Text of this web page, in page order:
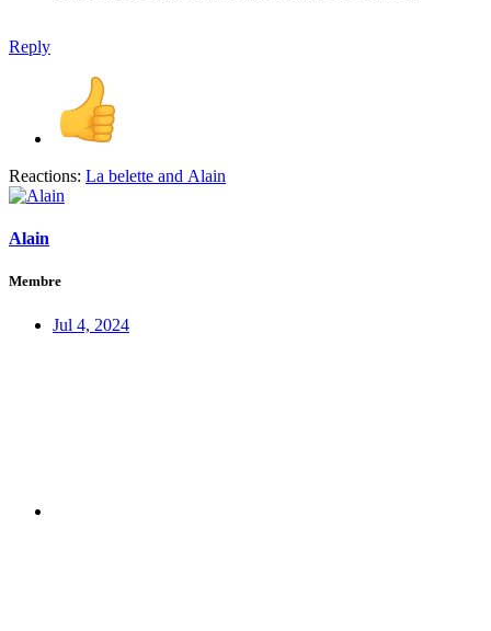
Reply
Reactions: La belette and Alain
Alain
Membre
Jul 4, 2024